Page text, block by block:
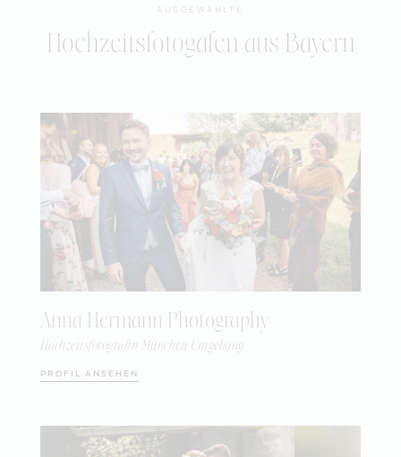
AUSGEWÄHLTE
Hochzeitsfotogafen aus Bayern
Anna Hermann Photography
Hochzeitsfotografin München Umgebung
PROFIL ANSEHEN